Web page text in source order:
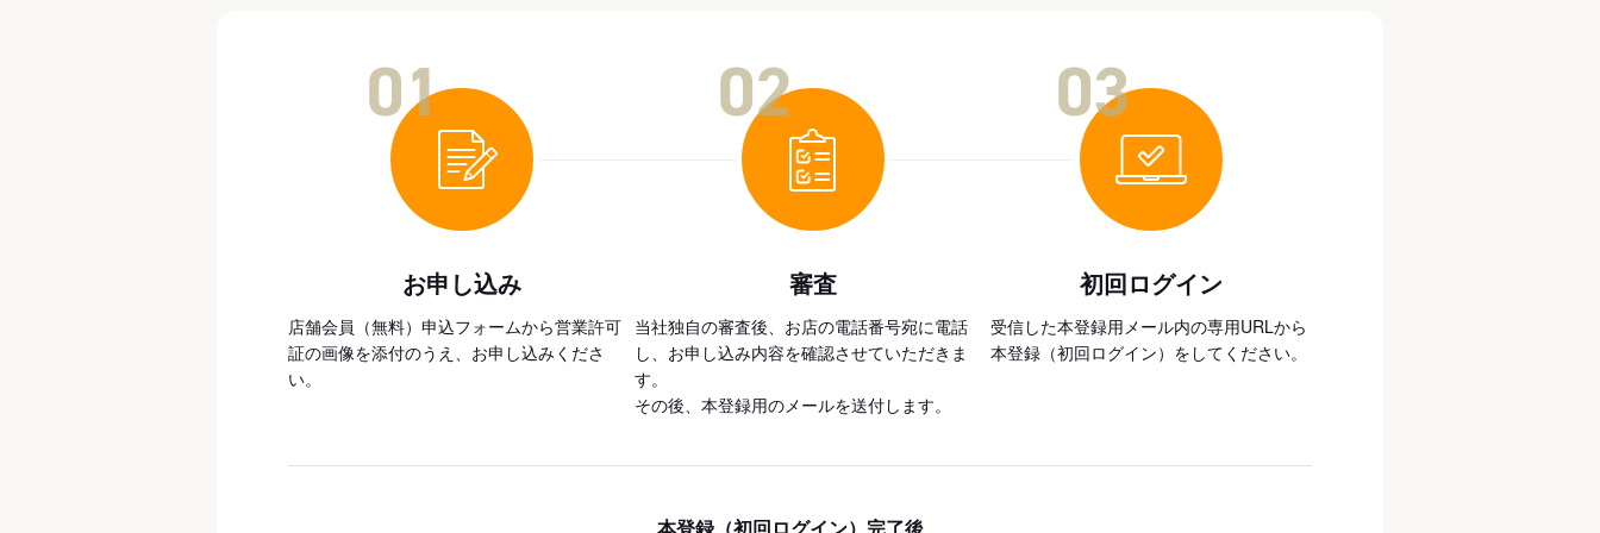
お申し込み
店舗会員（無料）申込フォームから営業許可
証の画像を添付のうえ、お申し込みくださ
い。
審査
当社独自の審査後、お店の電話番号宛に電話
し、お申し込み内容を確認させていただきま
す。
その後、本登録用のメールを送付します。
初回ログイン
受信した本登録用メール内の専用URLから
本登録（初回ログイン）をしてください。